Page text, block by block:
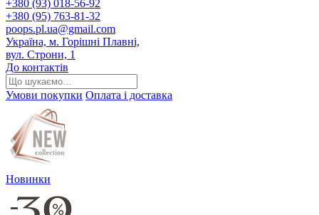
+380 (93) 018-56-92
+380 (95) 763-81-32
poops.pl.ua@gmail.com
Україна, м. Горішні Плавні,
вул. Строни, 1
До контактів
Умови покупки Оплата і доставка
Новинки